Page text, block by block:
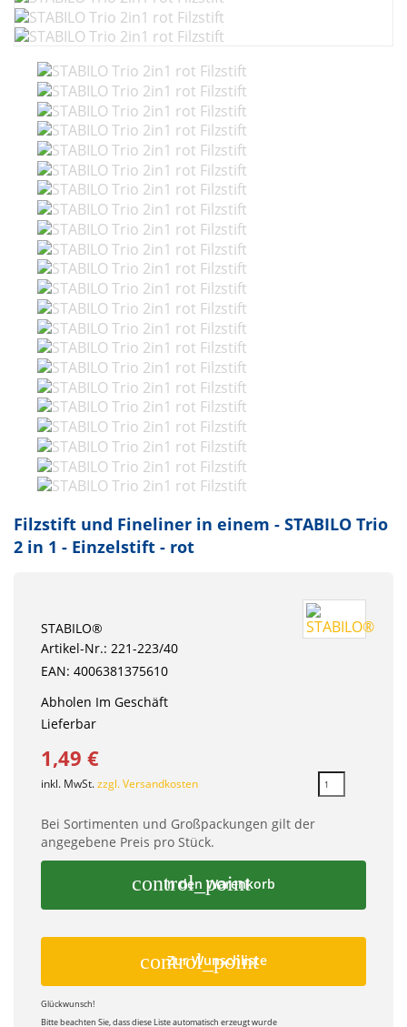
Filzstift und Fineliner in einem - STABILO Trio
2 in 1 - Einzelstift - rot
STABILO®
Artikel-Nr.: 221-223/40
EAN: 4006381375610
Abholen Im Geschäft
Lieferbar
1,49 €
inkl. MwSt.zzgl. Versandkosten
Bei Sortimenten und Großpackungen gilt der
angegebene Preis pro Stück.
control_point
In den Warenkorb
control_point
Zur Wunschliste
Glückwunsch!
Bitte beachten Sie, dass diese Liste automatisch erzeugt wurde